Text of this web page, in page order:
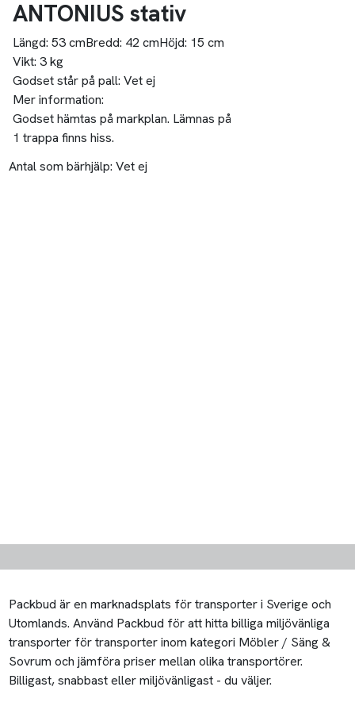
ANTONIUS stativ
Längd: 53 cmBredd: 42 cmHöjd: 15 cm
Vikt: 3 kg
Godset står på pall: Vet ej
Mer information:
Godset hämtas på markplan. Lämnas på
1 trappa finns hiss.
Antal som bärhjälp: Vet ej
Packbud är en marknadsplats för transporter i Sverige och
Utomlands. Använd Packbud för att hitta billiga miljövänliga
transporter för transporter inom kategori Möbler / Säng &
Sovrum och jämföra priser mellan olika transportörer.
Billigast, snabbast eller miljövänligast - du väljer.